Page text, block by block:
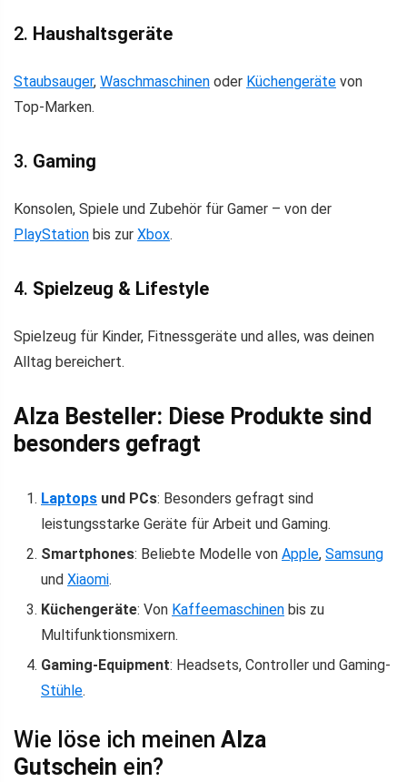
2. Haushaltsgeräte
Staubsauger, Waschmaschinen oder Küchengeräte von
Top-Marken.
3. Gaming
Konsolen, Spiele und Zubehör für Gamer – von der
PlayStation bis zur Xbox.
4. Spielzeug & Lifestyle
Spielzeug für Kinder, Fitnessgeräte und alles, was deinen
Alltag bereichert.
Alza Besteller: Diese Produkte sind
besonders gefragt
Laptops und PCs: Besonders gefragt sind
leistungsstarke Geräte für Arbeit und Gaming.
Smartphones: Beliebte Modelle von Apple, Samsung
und Xiaomi.
Küchengeräte: Von Kaffeemaschinen bis zu
Multifunktionsmixern.
Gaming-Equipment: Headsets, Controller und Gaming-
Stühle.
Wie löse ich meinen Alza
Gutschein ein?